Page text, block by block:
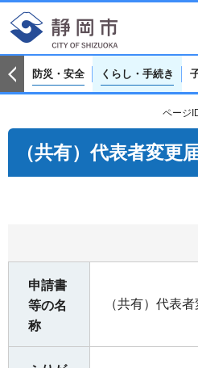
防災・安全 くらし・手続き
ページ
（共有）代表者変更
申請書
等の名
称
（共有）代表